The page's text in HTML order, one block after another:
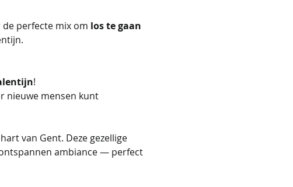
perfecte mix om los te gaan
!
nieuwe mensen kunt
van Gent. Deze gezellige
ambiance — perfect